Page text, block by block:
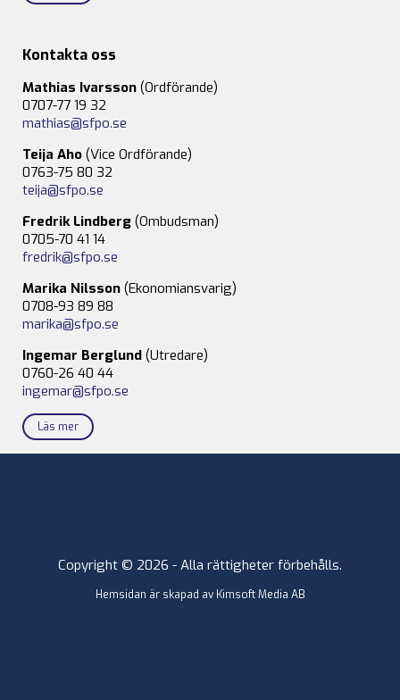
Kontakta oss
Mathias Ivarsson (Ordförande)
0707-77 19 32
mathias@sfpo.se
Teija Aho (Vice Ordförande)
0763-75 80 32
teija@sfpo.se
Fredrik Lindberg (Ombudsman)
0705-70 41 14
fredrik@sfpo.se
Marika Nilsson (Ekonomiansvarig)
0708-93 89 88
marika@sfpo.se
Ingemar Berglund (Utredare)
0760-26 40 44
ingemar@sfpo.se
Läs mer
Copyright © 2026 - Alla rättigheter förbehålls.
Hemsidan är skapad av Kimsoft Media AB